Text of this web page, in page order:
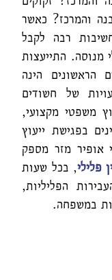
והמרכז? כאשר
רבה לקבל
מנוסה. התייעצות
הראשונים הינה
של חשודים
משפטי מקצועי,
בפגישת ייעוץ
אופיר מזר מספק
פלילי, בכל שעות
הפליליות,
במשפחה.